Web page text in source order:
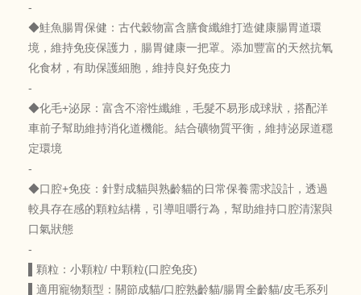
-
◆鮭魚腸胃保健：古代穀物富含膳食纖維打造健康腸胃道環
境，維持免疫保護力，腸胃健康一把罩。添加豐富的天然抗氧
化食材，有助保護細胞，維持良好免疫力
-
◆化毛+泌尿：富含不溶性纖維，毛髮不易形成球狀，搭配洋
車前子幫助維持消化道機能。結合礦物質平衡，維持泌尿道穩
定環境
-
◆口腔+免疫：針對成貓與熟齡貓的日常保養需求設計，透過
較具存在感的顆粒結構，引導咀嚼行為，幫助維持口腔清潔與
口氣狀態
-
▌顆粒：小顆粒/ 中顆粒(口腔免疫)
▌適用寵物類型：關節成貓/口腔熟齡貓/腸胃全齡貓/皮毛系列